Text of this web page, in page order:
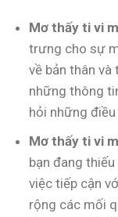
Mơ thấy ti vi
trưng cho sự
về bản thân
những thông
hỏi những
Mơ thấy ti vi
bạn đang
việc tiếp cận
rộng các mối